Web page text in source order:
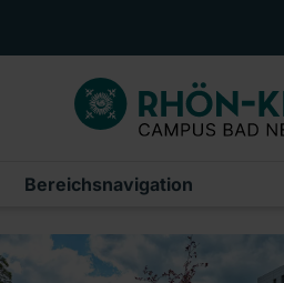
MEDIZIN & PFLEGE
PATIENTEN & BESUCHER
CAMPUS AKADEMIE
Bereichsnavigation